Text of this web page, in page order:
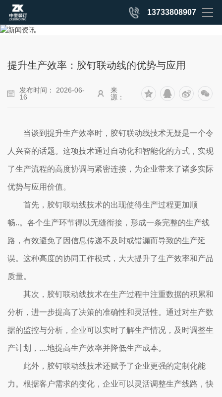
13733808907
提升生产效率：胶钉联动线的优势与应用
发布时间： 2026-06-
16
来
源：
当谈到提升生产效率时，胶钉联动线技术无疑是一个令
人兴奋的话题。这项技术通过自动化和智能化的方式，实现
了生产流程的高度协调与紧密连接，为企业带来了诸多实际
优势与应用价值。
首先，胶钉联动线技术的出现使得生产过程更加顺
畅..。各个生产环节得以无缝衔接，形成一条完整的生产线
路，有效避免了因信息传递不及时或错漏而导致的生产延
误。这种高度的协同工作模式，大大提升了生产效率和产品
质量。
其次，胶钉联动线技术在生产过程中注重数据的积累和
分析，进一步提高了决策的准确性和灵活性。通过对生产数
据的监控与分析，企业可以实时了解生产情况，及时调整生
产计划，....地提高生产效率并降低生产成本。
此外，胶钉联动线技术还赋予了企业更强的定制化能
力。根据客户需求的变化，企业可以灵活调整生产线路，快